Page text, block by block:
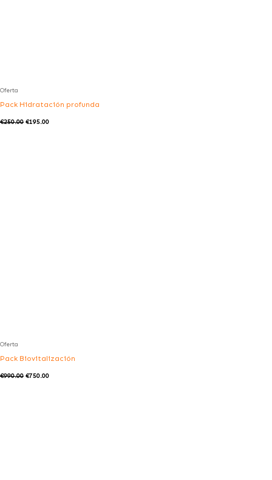
Oferta
Pack Hidratación profunda
€250.00 €195.00
Oferta
Pack Biovitalización
€990.00 €750.00